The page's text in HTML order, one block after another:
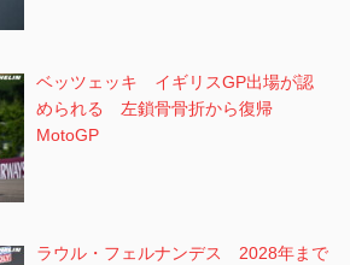
ベッツェッキ イギリスGP出場が認
められる 左鎖骨骨折から復帰
MotoGP
ラウル・フェルナンデス 2028年まで